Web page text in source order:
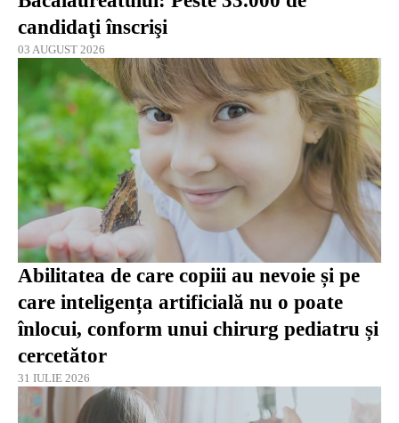
candidaţi înscrişi
03 AUGUST 2026
Abilitatea de care copiii au nevoie și pe
care inteligența artificială nu o poate
înlocui, conform unui chirurg pediatru și
cercetător
31 IULIE 2026